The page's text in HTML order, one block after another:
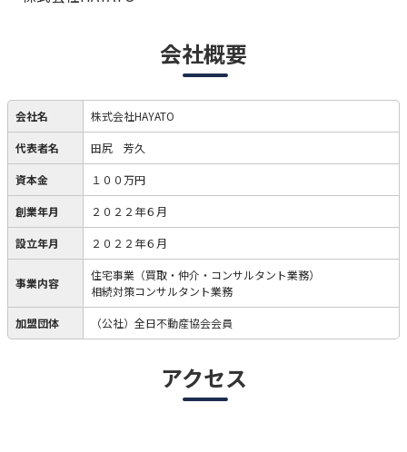
会社概要
会社名 株式会社HAYATO
代表者名 田尻 芳久
資本金 １００万円
創業年月 ２０２２年６月
設立年月 ２０２２年６月
事業内容
住宅事業（買取・仲介・コンサルタント業務）
相続対策コンサルタント業務
加盟団体 （公社）全日不動産協会会員
アクセス